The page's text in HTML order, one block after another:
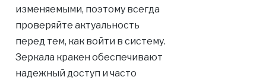
изменяемыми, поэтому всегда
проверяйте актуальность
перед тем, как войти в систему.
Зеркала кракен обеспечивают
надежный доступ и часто